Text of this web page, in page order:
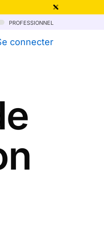
professionnel
connecter